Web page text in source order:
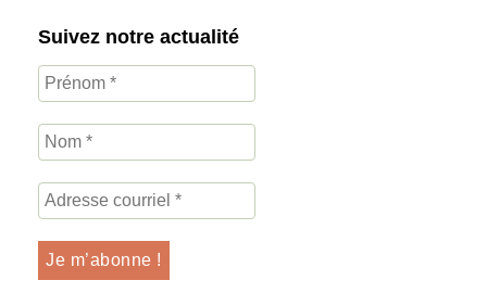
Suivez notre actualité